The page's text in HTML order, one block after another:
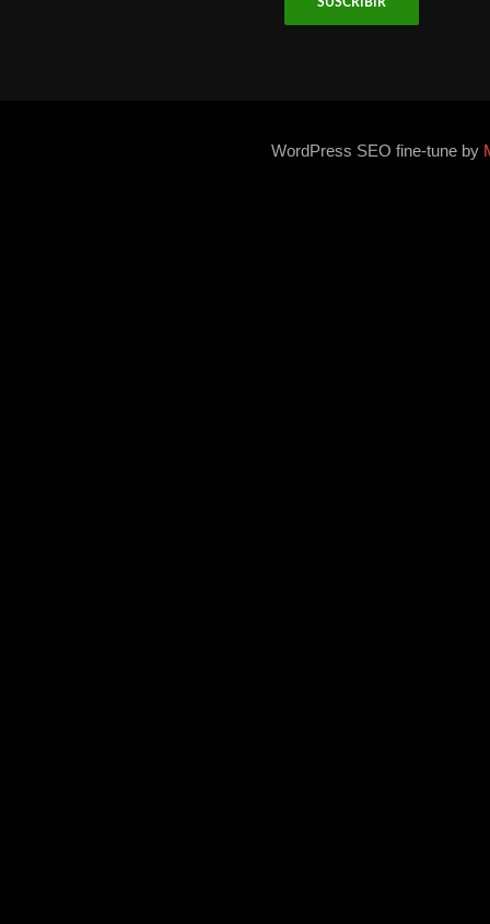
WordPress SEO fine-tune by